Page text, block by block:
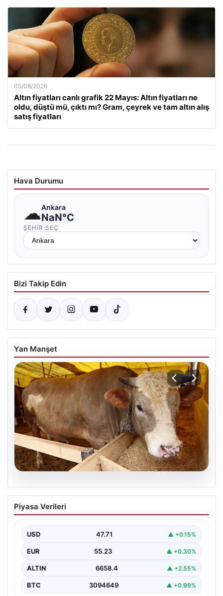
05/08/2026
Altın fiyatları canlı grafik 22 Mayıs: Altın fiyatları ne
oldu, düştü mü, çıktı mı? Gram, çeyrek ve tam altın alış
satış fiyatları
Hava Durumu
☁Ankara
NaN°C
ŞEHIR SEÇ
Bizi Takip Edin
Yan Manşet
06.08.2026
Kurbanlık fiyatları il il sorgulama ekranı
2026: Büyükbaş ve küçükbaş canlı kilo
ve tüm illerin kurbanlık fiyatları
Piyasa Verileri
USD 47.71 ▲ +0.15%
EUR 55.23 ▲ +0.30%
ALTIN 6658.4 ▲ +2.55%
BTC 3094649 ▲ +0.99%